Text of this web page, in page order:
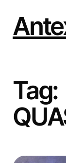
contenuto
Tag: